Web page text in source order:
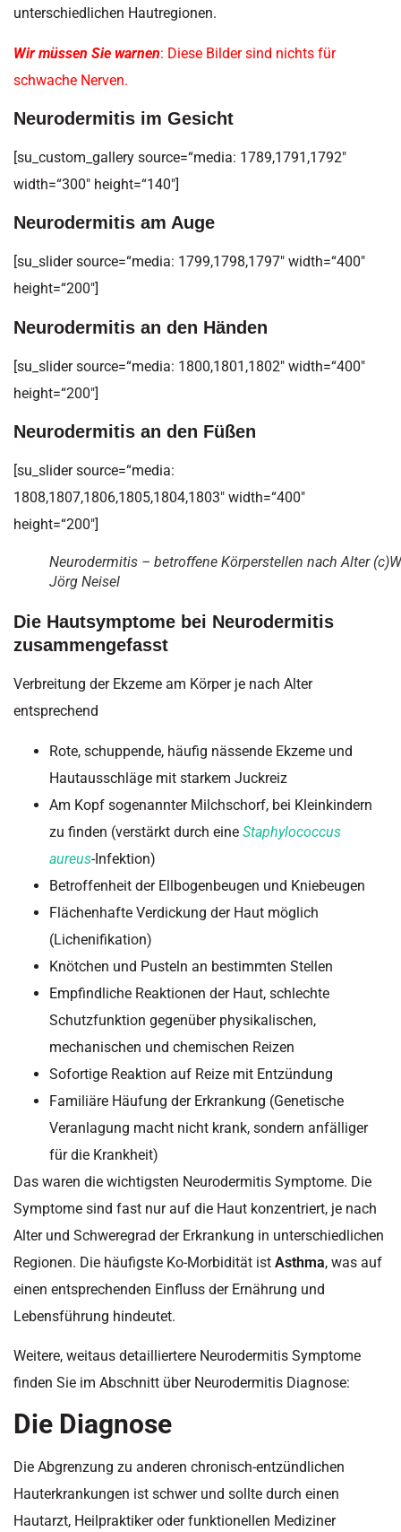
unterschiedlichen Hautregionen.
Wir müssen Sie warnen: Diese Bilder sind nichts für
schwache Nerven.
Neurodermitis im Gesicht
[su_custom_gallery source=“media: 1789,1791,1792″
width=“300″ height=“140″]
Neurodermitis am Auge
[su_slider source=“media: 1799,1798,1797″ width=“400″
height=“200″]
Neurodermitis an den Händen
[su_slider source=“media: 1800,1801,1802″ width=“400″
height=“200″]
Neurodermitis an den Füßen
[su_slider source=“media:
1808,1807,1806,1805,1804,1803″ width=“400″
height=“200″]
Neurodermitis – betroffene Körperstellen nach Alter
Jörg Neisel
Die Hautsymptome bei Neurodermitis
zusammengefasst
Verbreitung der Ekzeme am Körper je nach Alter
entsprechend
Rote, schuppende, häufig nässende Ekzeme und
Hautausschläge mit starkem Juckreiz
Am Kopf sogenannter Milchschorf, bei Kleinkindern
zu finden (verstärkt durch eine Staphylococcus
aureus-Infektion)
Betroffenheit der Ellbogenbeugen und Kniebeugen
Flächenhafte Verdickung der Haut möglich
(Lichenifikation)
Knötchen und Pusteln an bestimmten Stellen
Empfindliche Reaktionen der Haut, schlechte
Schutzfunktion gegenüber physikalischen,
mechanischen und chemischen Reizen
Sofortige Reaktion auf Reize mit Entzündung
Familiäre Häufung der Erkrankung (Genetische
Veranlagung macht nicht krank, sondern anfälliger
für die Krankheit)
Das waren die wichtigsten Neurodermitis Symptome. Die
Symptome sind fast nur auf die Haut konzentriert, je nach
Alter und Schweregrad der Erkrankung in unterschiedlichen
Regionen. Die häufigste Ko-Morbidität ist Asthma, was auf
einen entsprechenden Einfluss der Ernährung und
Lebensführung hindeutet.
Weitere, weitaus detailliertere Neurodermitis Symptome
finden Sie im Abschnitt über Neurodermitis Diagnose:
Die Diagnose
Die Abgrenzung zu anderen chronisch-entzündlichen
Hauterkrankungen ist schwer und sollte durch einen
Hautarzt, Heilpraktiker oder funktionellen Mediziner